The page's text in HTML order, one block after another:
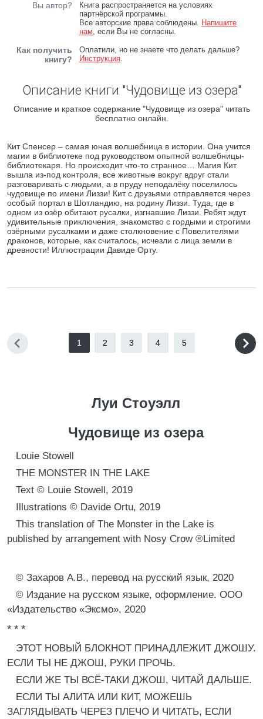
Вы автор?
Книга распространяется на условиях
партнёрской программы.
Все авторские права соблюдены. Напишите
нам, если Вы не согласны.
Как получить
книгу?
Оплатили, но не знаете что делать дальше?
Инструкция.
Описание книги "Чудовище из озера"
Описание и краткое содержание "Чудовище из озера" читать
бесплатно онлайн.
Кит Спенсер – самая юная волшебница в истории. Она учится
магии в библиотеке под руководством опытной волшебницы-
библиотекаря. Но происходит что-то странное… Магия Кит
вышла из-под контроля, все животные вокруг вдруг стали
разговаривать с людьми, а в пруду неподалёку поселилось
чудовище по имени Лиззи! Кит с друзьями отправляется через
особый портал в Шотландию, на родину Лиззи. Туда, где в
одном из озёр обитают русалки, изгнавшие Лиззи. Ребят ждут
удивительные приключения, знакомство с гордыми и строгими
озёрными русалками и даже столкновение с Повелителями
драконов, которые, как считалось, исчезли с лица земли в
древности! Иллюстрации Давиде Орту.
1 2 3 4 5
Луи Стоуэлл
Чудовище из озера
Louie Stowell
THE MONSTER IN THE LAKE
Text © Louie Stowell, 2019
Illustrations © Davide Ortu, 2019
This translation of The Monster in the Lake is
published by arrangement with Nosy Crow ®Limited
© Захаров А.В., перевод на русский язык, 2020
© Издание на русском языке, оформление. ООО
«Издательство «Эксмо», 2020
* * *
ЭТОТ НОВЫЙ БЛОКНОТ ПРИНАДЛЕЖИТ ДЖОШУ.
ЕСЛИ ТЫ НЕ ДЖОШ, РУКИ ПРОЧЬ.
ЕСЛИ ЖЕ ТЫ ВСЁ-ТАКИ ДЖОШ, ЧИТАЙ ДАЛЬШЕ.
ЕСЛИ ТЫ АЛИТА ИЛИ КИТ, МОЖЕШЬ
ЗАГЛЯДЫВАТЬ ЧЕРЕЗ ПЛЕЧО И ЧИТАТЬ, ЕСЛИ